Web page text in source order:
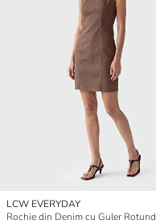
LCW EVERYDAY
Rochie din Denim cu Guler Rotund